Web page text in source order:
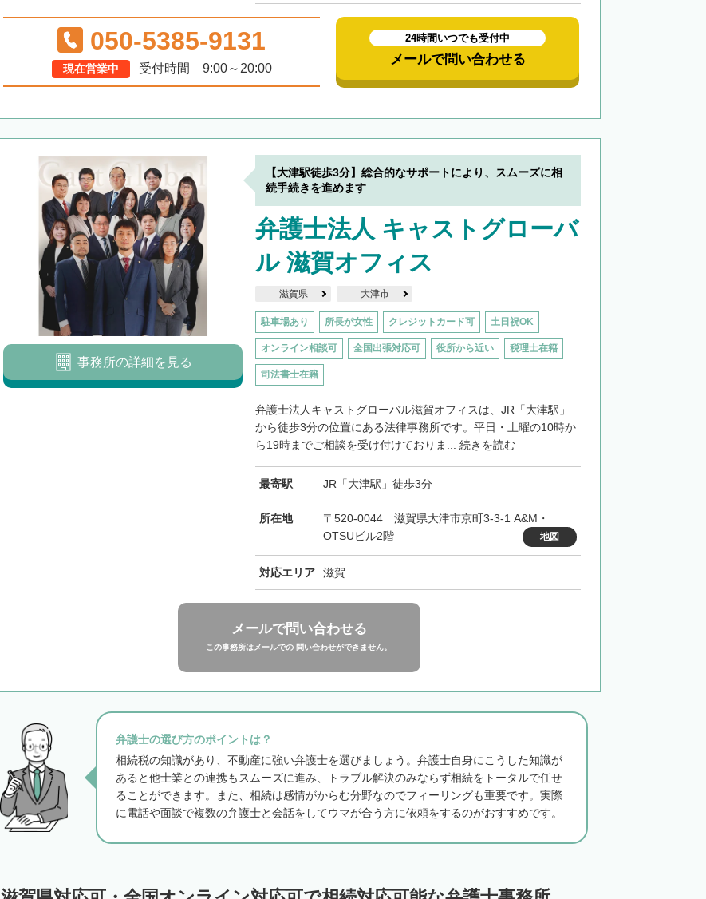
050-5385-9131
現在営業中 受付時間 9:00～20:00
24時間いつでも受付中
メールで問い合わせる
【大津駅徒歩3分】総合的なサポートにより、スムーズに相
続手続きを進めます
弁護士法人 キャストグローバ
ル 滋賀オフィス
滋賀県 大津市
駐車場あり 所長が女性 クレジットカード可 土日祝OK
オンライン相談可 全国出張対応可 役所から近い 税理士在籍
司法書士在籍
弁護士法人キャストグローバル滋賀オフィスは、JR「大津駅」
から徒歩3分の位置にある法律事務所です。平日・土曜の10時か
ら19時までご相談を受け付けておりま... 続きを読む
最寄駅 JR「大津駅」徒歩3分
所在地
〒520-0044 滋賀県大津市京町3-3-1 A&M・
OTSUビル2階
地図
対応エリア 滋賀
事務所の詳細を見る
メールで問い合わせる
この事務所はメールでの 問い合わせができません。
弁護士の選び方のポイントは？
相続税の知識があり、不動産に強い弁護士を選びましょう。弁護士自身にこうした知識が
あると他士業との連携もスムーズに進み、トラブル解決のみならず相続をトータルで任せ
ることができます。また、相続は感情がからむ分野なのでフィーリングも重要です。実際
に電話や面談で複数の弁護士と会話をしてウマが合う方に依頼をするのがおすすめです。